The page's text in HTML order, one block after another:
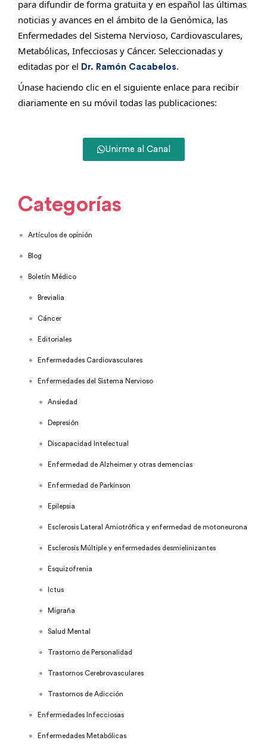
para difundir de forma gratuita y en español las últimas
noticias y avances en el ámbito de la Genómica, las
Enfermedades del Sistema Nervioso, Cardiovasculares,
Metabólicas, Infecciosas y Cáncer. Seleccionadas y
editadas por el Dr. Ramón Cacabelos.
Únase haciendo clic en el siguiente enlace para recibir
diariamente en su móvil todas las publicaciones:
Unirme al Canal
Categorías
Artículos de opinión
Blog
Boletín Médico
Brevialia
Cáncer
Editoriales
Enfermedades Cardiovasculares
Enfermedades del Sistema Nervioso
Ansiedad
Depresión
Discapacidad Intelectual
Enfermedad de Alzheimer y otras demencias
Enfermedad de Parkinson
Epilepsia
Esclerosis Lateral Amiotrófica y enfermedad de motoneurona
Esclerosis Múltiple y enfermedades desmielinizantes
Esquizofrenia
Ictus
Migraña
Salud Mental
Trastorno de Personalidad
Trastornos Cerebrovasculares
Trastornos de Adicción
Enfermedades Infecciosas
Enfermedades Metabólicas